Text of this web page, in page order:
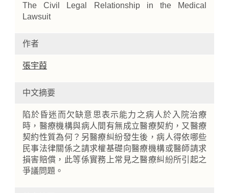
The Civil Legal Relationship in the Medical
Lawsuit
作者
張宇葭
中文摘要
陷於昏迷而欠缺意思表示能力之病人於入院治療
時，醫療機構與病人間有無成立醫療契約，又醫療
契約性質為何？另醫療糾紛發生後，病人得依哪些
民事法律關係之請求權基礎向醫療機構或醫師請求
損害賠償，此等係實務上常見之醫療糾紛所引起之
爭議問題。